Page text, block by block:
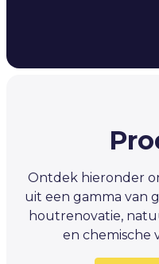
Ontdek hieronder
uit een gamma van
houtrenovatie,
en chemische